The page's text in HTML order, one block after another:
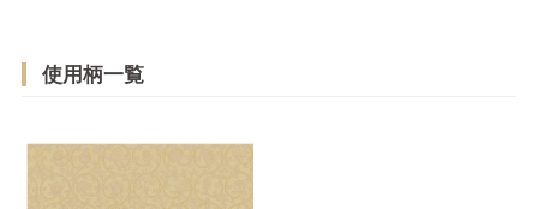
使用柄一覧